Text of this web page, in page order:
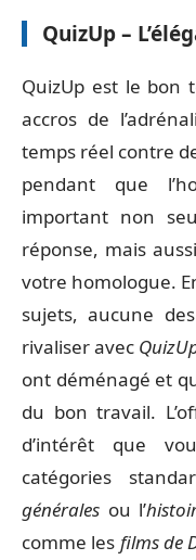
QuizUp –
QuizUp est le bon
accros de
temps réel contre
pendant que
important non
réponse, mais
votre homologue.
sujets, aucune
rivaliser avec
ont déménagé et
du bon travail.
d’intérêt que
catégories
générales ou l’
comme les films de